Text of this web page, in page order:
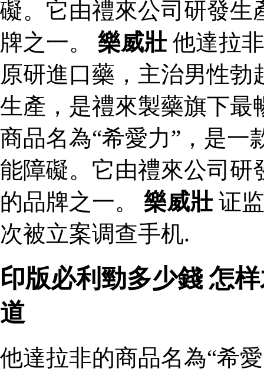
礙。它由禮來公司研發生
牌之一。 樂威壯他達拉
原研進口藥，主治男性
生產，是禮來製藥旗下最
商品名為“希愛力”，是一
能障礙。它由禮來公司研
的品牌之一。 樂威壯证
次被立案调查手机.
印版必利勁多少錢 怎
道
他達拉非的商品名為“希